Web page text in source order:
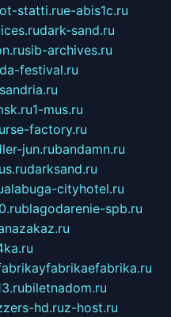
statti.rue-abis1c.ru
dark-sand.ru
sib-archives.ru
festival.ru
1-mus.ru
factory.ru
jun.rubandamn.ru
darksand.ru
alabuga-cityhotel.ru
blagodarenie-spb.ru
biletnadom.ru
hd.ruz-host.ru